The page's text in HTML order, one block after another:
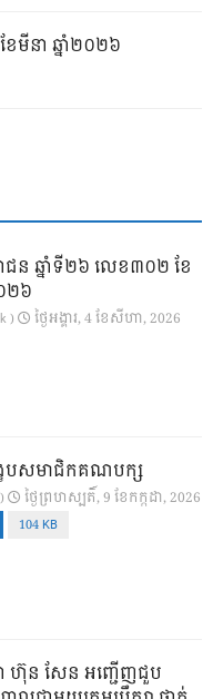
មីនា ឆ្នាំ២០២៦
ជន ឆ្នាំទី២៦ លេខ៣០២ ខែ
២៦
) ថ្ងៃ​អង្គារ, 4 ខែ​សីហា, 2026
ខេបសមាជិកគណបក្ស
) ថ្ងៃ​ព្រហស្បតិ៍, 9 ខែ​កក្កដា, 2026
104 KB
ហ៊ុន សែន អញ្ជើញជួប